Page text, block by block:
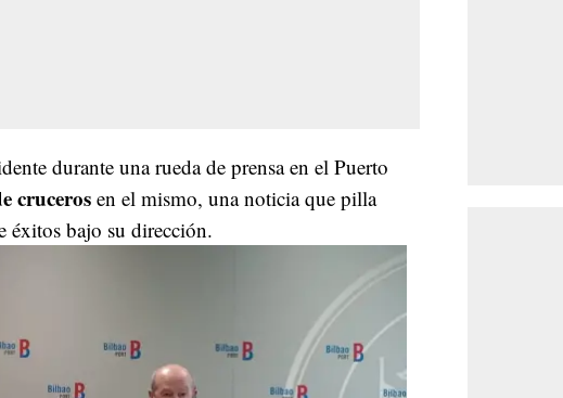
durante una rueda de prensa en el Puerto
crucerosen el mismo, una noticia que pilla
éxitos bajo su dirección.